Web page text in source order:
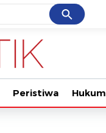
Cancel
Tonton
Peristiwa Hukum